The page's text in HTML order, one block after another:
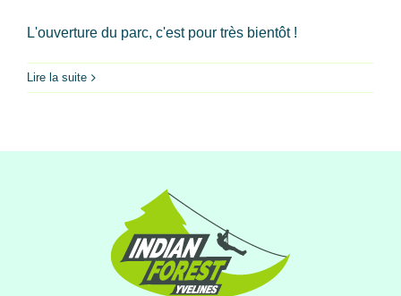
L'ouverture du parc, c'est pour très bientôt !
Lire la suite